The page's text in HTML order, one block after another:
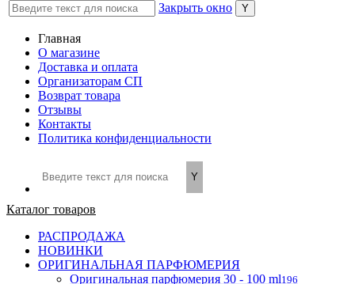
Закрыть окно
Главная
О магазине
Доставка и оплата
Организаторам СП
Возврат товара
Отзывы
Контакты
Политика конфиденциальности
Каталог товаров
РАСПРОДАЖА
НОВИНКИ
ОРИГИНАЛЬНАЯ ПАРФЮМЕРИЯ
Оригинальная парфюмерия 30 - 100 ml196